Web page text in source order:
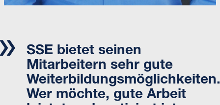
SSE bietet seinen
Mitarbeitern sehr gute
Weiterbildungsmöglichkeiten.
Wer möchte, gute Arbeit